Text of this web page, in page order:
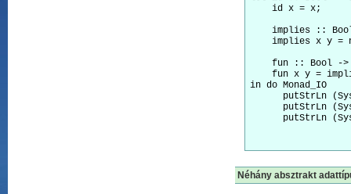
    id x = x;
implies ::
implies x y =
fun :: Bool -
fun x y =
in do Monad_IO
putStrLn
putStrLn
putStrLn
Néhány absztrakt